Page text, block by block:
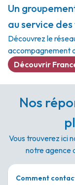
Un
au service
Découvrez le
accompagnement
Découvrir
Nos
Vous trouverez ici
notre agence
Comment